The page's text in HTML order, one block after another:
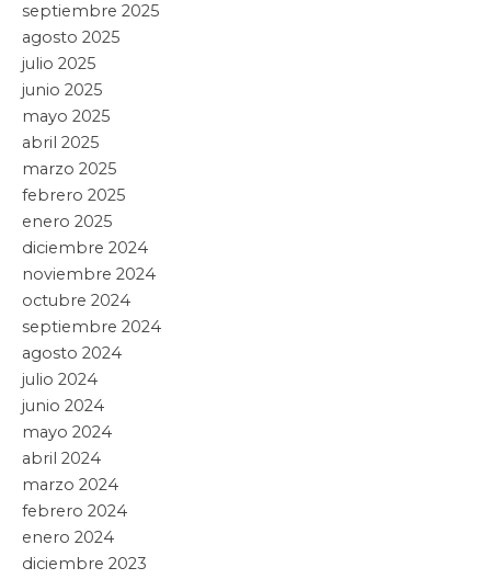
septiembre 2025
agosto 2025
julio 2025
junio 2025
mayo 2025
abril 2025
marzo 2025
febrero 2025
enero 2025
diciembre 2024
noviembre 2024
octubre 2024
septiembre 2024
agosto 2024
julio 2024
junio 2024
mayo 2024
abril 2024
marzo 2024
febrero 2024
enero 2024
diciembre 2023